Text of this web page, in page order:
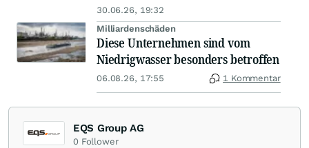
30.06.26, 19:32
Milliardenschäden
Diese Unternehmen sind vom
Niedrigwasser besonders betroffen
06.08.26, 17:55 1 Kommentar
EQS Group AG
0 Follower